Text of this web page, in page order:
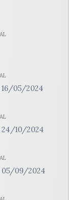
16/05/2024
24/10/2024
05/09/2024